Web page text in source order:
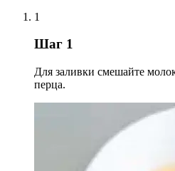
1
Шаг 1
Для заливки смешайте
перца.